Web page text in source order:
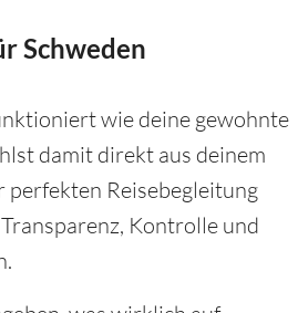
Schweden
wie deine gewohnte
damit direkt aus deinem
perfekten Reisebegleitung
Kontrolle und